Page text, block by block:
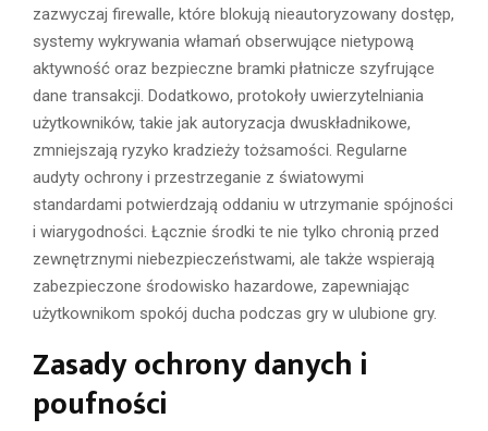
zazwyczaj firewalle, które blokują nieautoryzowany dostęp,
systemy wykrywania włamań obserwujące nietypową
aktywność oraz bezpieczne bramki płatnicze szyfrujące
dane transakcji. Dodatkowo, protokoły uwierzytelniania
użytkowników, takie jak autoryzacja dwuskładnikowe,
zmniejszają ryzyko kradzieży tożsamości. Regularne
audyty ochrony i przestrzeganie z światowymi
standardami potwierdzają oddaniu w utrzymanie spójności
i wiarygodności. Łącznie środki te nie tylko chronią przed
zewnętrznymi niebezpieczeństwami, ale także wspierają
zabezpieczone środowisko hazardowe, zapewniając
użytkownikom spokój ducha podczas gry w ulubione gry.
Zasady ochrony danych i
poufności